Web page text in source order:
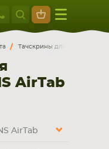
Москва
+7 495 414
Семеновская)
Тачскрины для планшетов
AirTab
AirTab